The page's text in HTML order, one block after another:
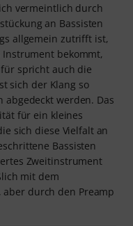
vermeintlich durch
an Bassisten
allgemein zutrifft ist,
bekommt,
spricht auch die
sich der Klang so
werden. Das
für ein kleines
sich diese Vielfalt an
Bassisten
Zweitinstrument
mit dem
durch den Preamp